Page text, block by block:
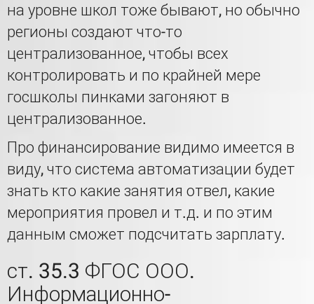
на уровне школ тоже бывают, но обычно
регионы создают что-то
централизованное, чтобы всех
контролировать и по крайней мере
госшколы пинками загоняют в
централизованное.
Про финансирование видимо имеется в
виду, что система автоматизации будет
знать кто какие занятия отвел, какие
мероприятия провел и т.д. и по этим
данным сможет подсчитать зарплату.
ст. 35.3 ФГОС ООО.
Информационно-